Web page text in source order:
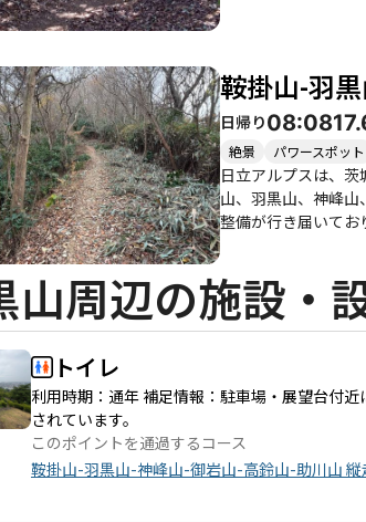
め、注意が必要です。また
光スポットもあり
がある場所です。
える素晴らしいコ
鞍掛山-羽
日帰り08:08
絶景 パワースポット
日立アルプスは、
山、羽黒山、神峰山、
整備が行き届いてお
らは、日立ブルーと
る人々に特別なエネルギーを感じさせます。 季節ごとの魅力も
だし、雨上がりのぬ
は、温泉や新鮮な
れているため、気
山周辺の施設・
トイレ
利用時期：通年 補足情報：駐車場・展望台付
されています。
このポイントを通過するコース
鞍掛山-羽黒山-神峰山-御岩山-高鈴山-助川山 縦